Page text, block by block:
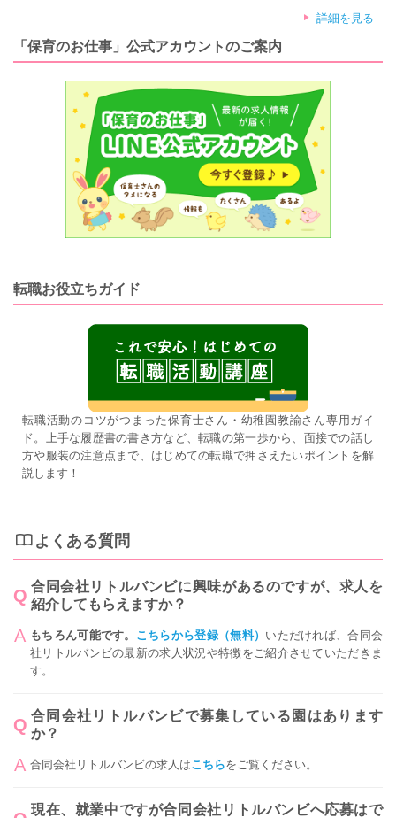
詳細を見る
「保育のお仕事」公式アカウントのご案内
転職お役立ちガイド
転職活動のコツがつまった保育士さん・幼稚園教諭さん専用ガイ
ド。上手な履歴書の書き方など、転職の第一歩から、面接での話し
方や服装の注意点まで、はじめての転職で押さえたいポイントを解
説します！
よくある質問
合同会社リトルバンビに興味があるのですが、求人を
紹介してもらえますか？
もちろん可能です。 こちらから登録（無料） いただければ、合同会
社リトルバンビの最新の求人状況や特徴をご紹介させていただきま
す。
合同会社リトルバンビで募集している園はあります
か？
合同会社リトルバンビの求人はこちらをご覧ください。
現在、就業中ですが合同会社リトルバンビへ応募はで